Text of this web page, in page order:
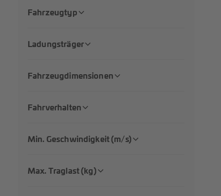
Fahrzeugtyp
Ladungsträger
Fahrzeugdimensionen
Fahrverhalten
Min. Geschwindigkeit (m/s)
Max. Traglast (kg)